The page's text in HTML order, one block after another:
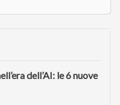
dell’AI: le 6 nuove